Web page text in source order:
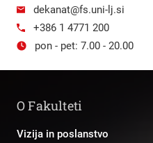
dekanat@fs.uni-lj.si
+386 1 4771 200
pon - pet: 7.00 - 20.00
O Fakulteti
Vizija in poslanstvo